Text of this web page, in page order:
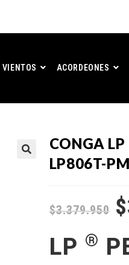
VIENTOS ACORDEONES
CONGA
LP806T-
$3.379.950 $
LP ®